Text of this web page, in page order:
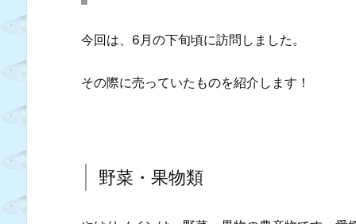
今回は、6月の下旬頃に訪問しました。
その際に売っていたものを紹介します！
野菜・果物類